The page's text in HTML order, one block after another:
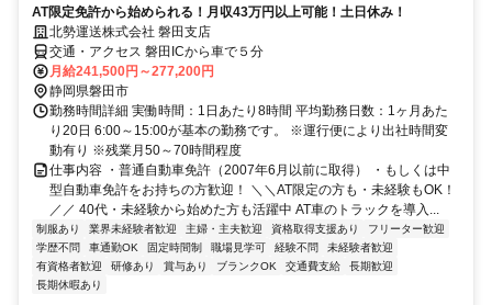
AT限定免許から始められる！月収43万円以上可能！土日休み！
北勢運送株式会社 磐田支店
交通・アクセス 磐田ICから車で５分
月給241,500円～277,200円
静岡県磐田市
勤務時間詳細 実働時間：1日あたり8時間 平均勤務日数：1ヶ月あた
り20日 6:00～15:00が基本の勤務です。 ※運行便により出社時間変
動有り ※残業月50～70時間程度
仕事内容 ・普通自動車免許（2007年6月以前に取得） ・もしくは中
型自動車免許をお持ちの方歓迎！ ＼＼AT限定の方も・未経験もOK！
／／ 40代・未経験から始めた方も活躍中 AT車のトラックを導入...
制服あり 業界未経験者歓迎 主婦・主夫歓迎 資格取得支援あり
フリーター歓迎
学歴不問
車通勤OK 固定時間制 職場見学可 経験不問
未経験者歓迎
有資格者歓迎
研修あり 賞与あり ブランクOK 交通費支給
長期歓迎
長期休暇あり